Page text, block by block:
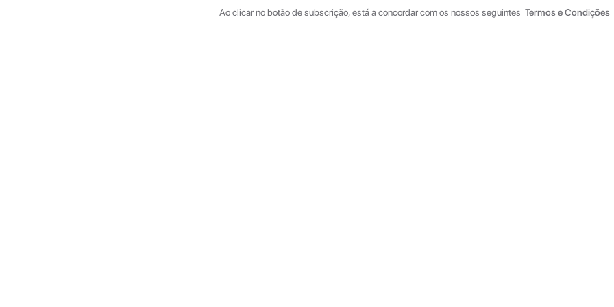
Ao clicar no botão de subscrição, está a concordar com os nossos seguintes Termos e Condições